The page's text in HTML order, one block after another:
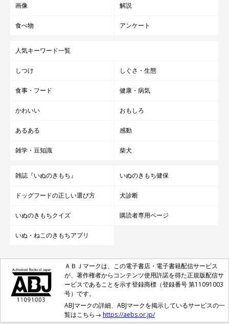
画像 解説
食べ物 アンケート
人気キーワード一覧
しつけ しぐさ・生態
食事・フード 健康・病気
かわいい おもしろ
あるある 感動
雑学・豆知識 柴犬
雑誌『いぬのきもち』 いぬのきもち健保
ドッグフードの正しい選び方 犬診断
いぬのきもちクイズ 購読者専用ページ
いぬ・ねこのきもちアプリ
ＡＢＪマークは、この電子書店・電子書籍配信サービス
が、著作権者からコンテンツ使用許諾を得た正規版配信サ
ービスであることを示す登録商標（登録番号 第11091003
号）です。
ABJマークの詳細、ABJマークを掲示しているサービスの一
覧はこちら→ https://aebs.or.jp/